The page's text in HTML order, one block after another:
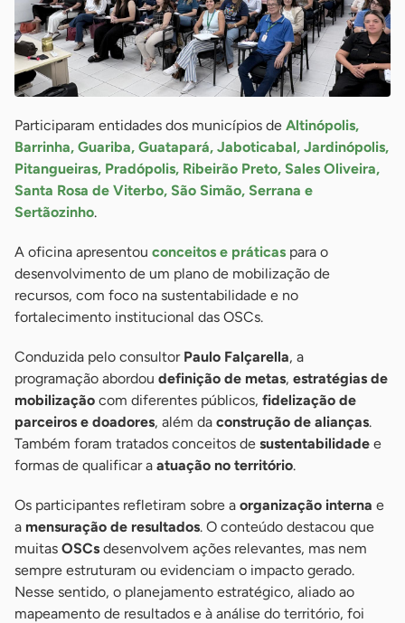
Participaram entidades dos municípios de Altinópolis,
Barrinha, Guariba, Guatapará, Jaboticabal, Jardinópolis,
Pitangueiras, Pradópolis, Ribeirão Preto, Sales Oliveira,
Santa Rosa de Viterbo, São Simão, Serrana e
Sertãozinho.
A oficina apresentou conceitos e práticas para o
desenvolvimento de um plano de mobilização de
recursos, com foco na sustentabilidade e no
fortalecimento institucional das OSCs.
Conduzida pelo consultor Paulo Falçarella, a
programação abordou definição de metas, estratégias de
mobilização com diferentes públicos, fidelização de
parceiros e doadores, além da construção de alianças.
Também foram tratados conceitos de sustentabilidade e
formas de qualificar a atuação no território.
Os participantes refletiram sobre a organização interna e
a mensuração de resultados. O conteúdo destacou que
muitas OSCs desenvolvem ações relevantes, mas nem
sempre estruturam ou evidenciam o impacto gerado.
Nesse sentido, o planejamento estratégico, aliado ao
mapeamento de resultados e à análise do território, foi